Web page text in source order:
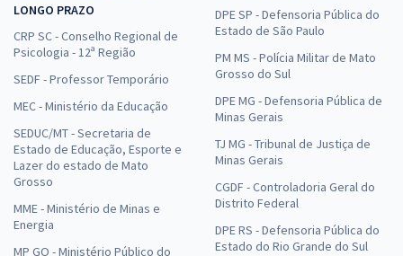
LONGO PRAZO
CRP SC - Conselho Regional de
Psicologia - 12ª Região
SEDF - Professor Temporário
MEC - Ministério da Educação
SEDUC/MT - Secretaria de
Estado de Educação, Esporte e
Lazer do estado de Mato
Grosso
MME - Ministério de Minas e
Energia
MP GO - Ministério Público do
DPE SP - Defensoria Pública do
Estado de São Paulo
PM MS - Polícia Militar de Mato
Grosso do Sul
DPE MG - Defensoria Pública de
Minas Gerais
TJ MG - Tribunal de Justiça de
Minas Gerais
CGDF - Controladoria Geral do
Distrito Federal
DPE RS - Defensoria Pública do
Estado do Rio Grande do Sul